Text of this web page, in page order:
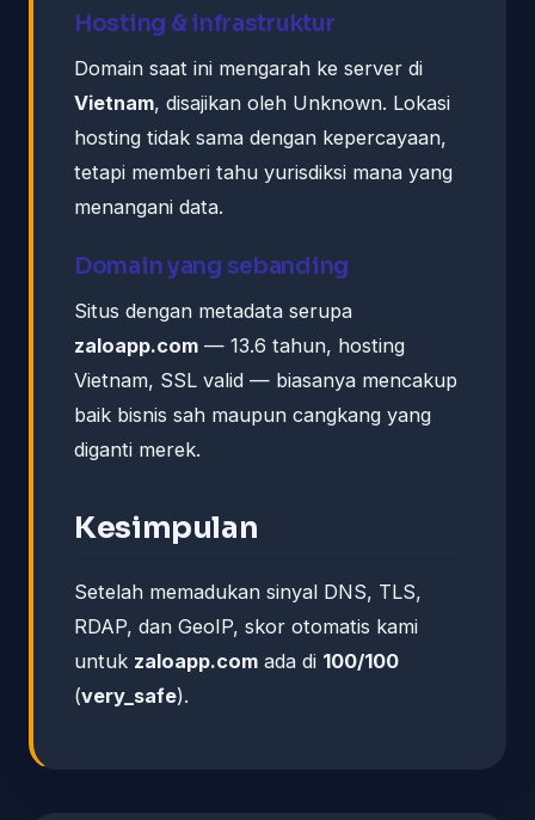
Hosting & infrastruktur
Domain saat ini mengarah ke server di
Vietnam, disajikan oleh Unknown. Lokasi
hosting tidak sama dengan kepercayaan,
tetapi memberi tahu yurisdiksi mana yang
menangani data.
Domain yang sebanding
Situs dengan metadata serupa
zaloapp.com — 13.6 tahun, hosting
Vietnam, SSL valid — biasanya mencakup
baik bisnis sah maupun cangkang yang
diganti merek.
Kesimpulan
Setelah memadukan sinyal DNS, TLS,
RDAP, dan GeoIP, skor otomatis kami
untuk zaloapp.com ada di 100/100
(very_safe).